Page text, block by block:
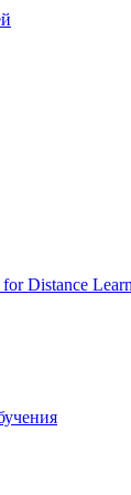
for Distance